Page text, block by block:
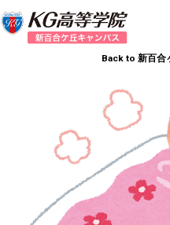
Back to 新百合